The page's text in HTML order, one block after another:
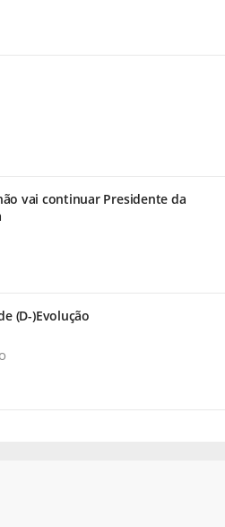
vai continuar Presidente da
(D-)Evolução